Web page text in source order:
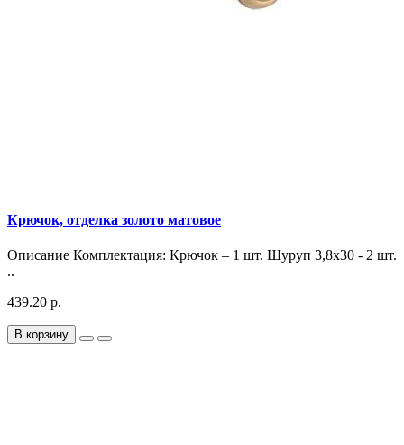
Крючок, отделка золото матовое
Описание Комплектация: Крючок – 1 шт. Шуруп 3,8х30 - 2 шт.
..
439.20 р.
В корзину